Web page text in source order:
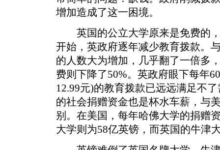
增加造成了这一困境。
英国的公立大学原来是免费的，
开始，英政府逐年减少教育拨款。
的人数大为增加，几乎翻了一倍多
费则下降了50%。英政府眼下每年
12.99元)的教育拨款已远远满足不
的社会捐赠资金也是杯水车薪，与
别。在美国，每年哈佛大学的捐赠
大学则为58亿英镑，而英国的牛津